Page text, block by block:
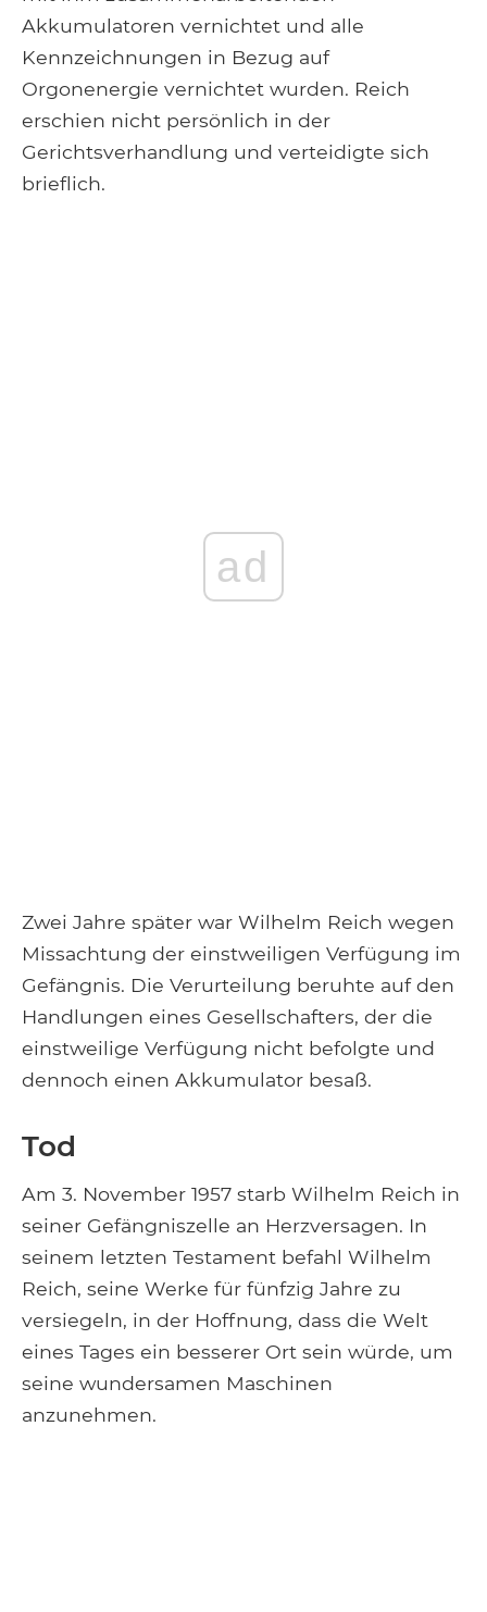
Akkumulatoren vernichtet und alle
Kennzeichnungen in Bezug auf
Orgonenergie vernichtet wurden. Reich
erschien nicht persönlich in der
Gerichtsverhandlung und verteidigte sich
brieflich.
ad
Zwei Jahre später war Wilhelm Reich wegen
Missachtung der einstweiligen Verfügung im
Gefängnis. Die Verurteilung beruhte auf den
Handlungen eines Gesellschafters, der die
einstweilige Verfügung nicht befolgte und
dennoch einen Akkumulator besaß.
Tod
Am 3. November 1957 starb Wilhelm Reich in
seiner Gefängniszelle an Herzversagen. In
seinem letzten Testament befahl Wilhelm
Reich, seine Werke für fünfzig Jahre zu
versiegeln, in der Hoffnung, dass die Welt
eines Tages ein besserer Ort sein würde, um
seine wundersamen Maschinen
anzunehmen.